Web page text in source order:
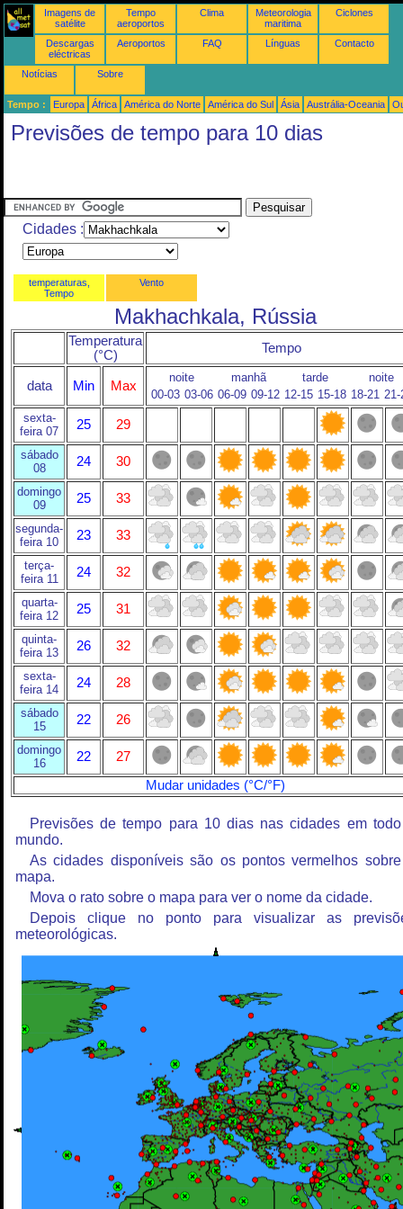
Imagens de
satélite
Tempo
aeroportos
Clima
Meteorologia
maritima
Ciclones
Descargas
eléctricas
Aeroportos FAQ Línguas Contacto
Notícias Sobre
Tempo : Europa África América do Norte América do Sul Ásia Austrália-Oceania
Previsões de tempo para 10 dias
Cidades :
temperaturas,
Tempo
Vento
Makhachkala, Rússia
Temperatura
(°C)
Tempo
data Min Max
noite manhã tarde
noite
00-03 03-06 06-09 09-12 12-15 15-18 18-21 21-
sexta-
feira 07
25 29
sábado
08
24 30
domingo
09
25 33
segunda-
feira 10
23 33
terça-
feira 11
24 32
quarta-
feira 12
25 31
quinta-
feira 13
26 32
sexta-
feira 14
24 28
sábado
15
22 26
domingo
16
22
27
Mudar unidades (°C/°F)
Previsões de tempo para 10 dias nas cidades em
mundo.
As cidades disponíveis são os pontos vermelhos
mapa.
Mova o rato sobre o mapa para ver o nome da cidade.
Depois clique no ponto para visualizar as
meteorológicas.